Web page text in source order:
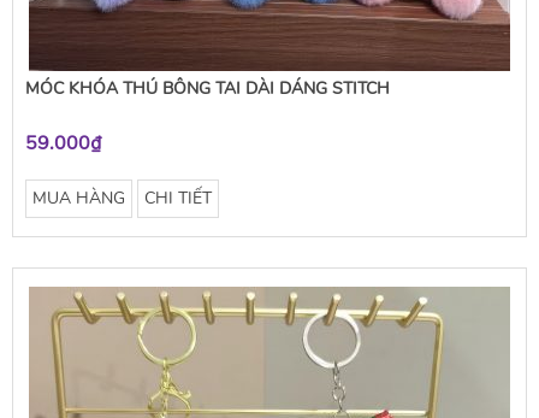
MÓC KHÓA THÚ BÔNG TAI DÀI DÁNG STITCH
59.000₫
MUA HÀNG CHI TIẾT